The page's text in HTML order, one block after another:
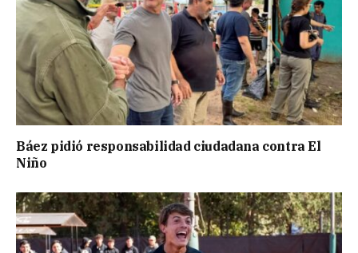
Báez pidió responsabilidad ciudadana contra El
Niño